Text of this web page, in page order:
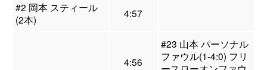
#2 岡本 スティール
(2本)
4:57
4:56
#23 山本 パーソナル
ファウル(1-4:0) フリ